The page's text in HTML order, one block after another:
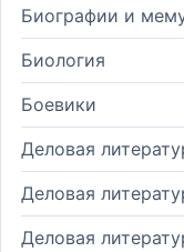
Биографии и
Биология
Боевики
Деловая
Деловая
Деловая